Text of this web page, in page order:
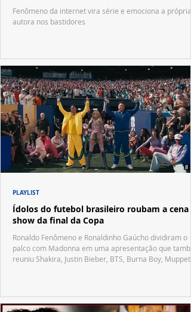
Fenômeno da internet vira série e emociona a própria
autora nos bastidores
Ídolos do futebol brasileiro roubam a cena
show da final da Copa
Ronaldo Fenômeno e Ronaldinho Gaúcho dividiram o
palco com Madonna em uma apresentação que
reuniu Shakira, Justin Bieber, BTS, Burna Boy, Muppets,
PLAYLIST